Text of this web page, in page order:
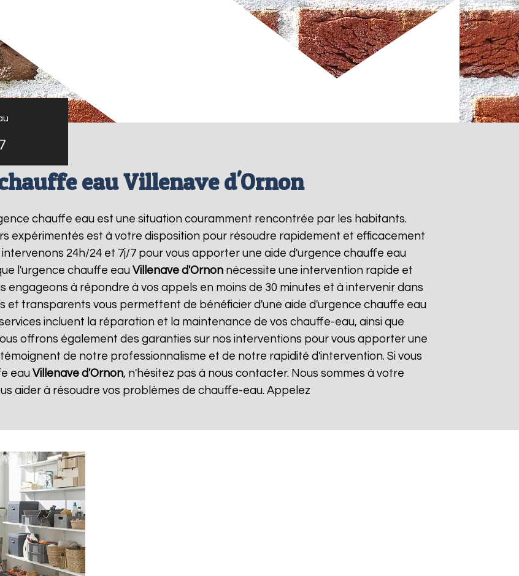
eau Villenave d'Ornon
chauffe eau est une situation couramment rencontrée par les habitants.
expérimentés est à votre disposition pour résoudre rapidement et efficacement
24h/24 et 7j/7 pour vous apporter une aide d'urgence chauffe eau
l'urgence chauffe eau Villenave d'Ornonnécessite une intervention rapide et
engageons à répondre à vos appels en moins de 30 minutes et à intervenir dans
et transparents vous permettent de bénéficier d'une aide d'urgence chauffe eau
incluent la réparation et la maintenance de vos chauffe-eau, ainsi que
offrons également des garanties sur nos interventions pour vous apporter une
de notre professionnalisme et de notre rapidité d'intervention. Si vous
eau Villenave d'Ornon, n'hésitez pas à nous contacter. Nous sommes à votre
aider à résoudre vos problèmes de chauffe-eau. Appelez